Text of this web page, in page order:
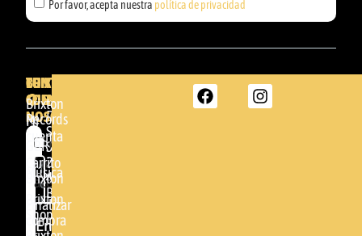
Por favor, acepta nuestra política de privacidad
BRIXTON
DENDA -
SHOP
Somera
24
48005 -
BILBAO
(+34)
BRIXTON
Brixton
Records
GBR
Música
Brixton
Shop
TU
CUENTA
Mi
cuenta
Carrito
Brixton
Finalizar
compra
CONTACTA
CON
NOSOTROS
Por
favor,
acepta
nuestra
política de
Enviar